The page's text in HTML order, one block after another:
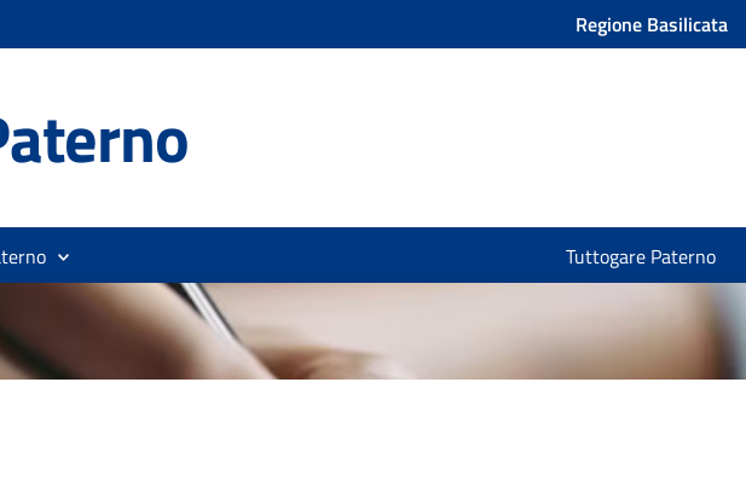
Regione Basilicata
Tuttogare Paterno